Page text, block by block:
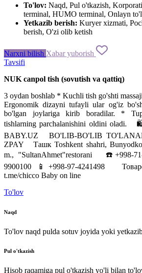
To'lov: Naqd, Pul o'tkazish,
terminal, HUMO terminal, Onlayn
Yetkazib berish: Kuryer xizmati,
berish, O'zi olib ketish
Narxni bilish Xabar yuborish
Tavsifi
NUK canpol tish (sovutish va qattiq)
3 oydan boshlab * Kuchli tish go'shti massaji
Ergonomik dizayni tufayli ular og'iz
bo'lgan joylariga kirib boradilar. *
tishlarningparchalanishini oldini oladi.
BABY.UZ BO'LIB-BO'LIB
ZPAY
Ташк Toshkent shahri,
m., "SultanAhmet"restorani ☎️+998-
9900100
📱+998-97-4241498
t.me/chicco Baby on line
To'lov
Naqd
To'lov naqd pulda sotuv joyida yoki
Pul o'tkazish
Hisob raqamiga pul o'tkazish yo'li bilan